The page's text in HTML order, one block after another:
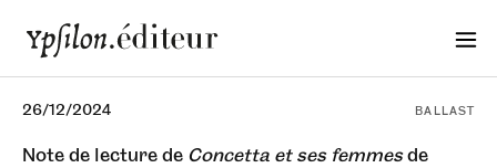
26/12/2024
Note de lecture de Concetta et ses femmesde
BALLAST